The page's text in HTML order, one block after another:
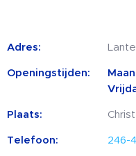
Adres:
Openingstijden:
Plaats:
Telefoon: 246-